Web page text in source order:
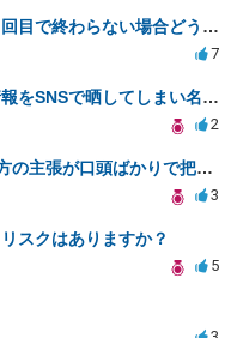
開示請求の仮処分での審尋で２回目で終わらない場合どうしたらいいですか
7
当方の腹いせで相手方の個人情報をSNSで晒してしまい名誉毀損させてしまったかもしれない
2
Xの開示請求の双方審で、相手方の主張が口頭ばかりで把握しきれません
3
スクはありますか？
5